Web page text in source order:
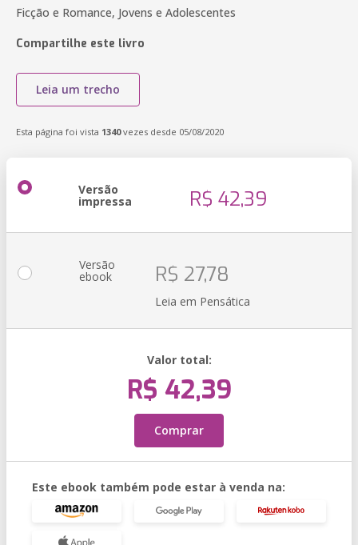
Ficção e Romance, Jovens e Adolescentes
Compartilhe este livro
Leia um trecho
Esta página foi vista 1340vezes desde 05/08/2020
Versão
impressa R$ 42,39
Versão
ebook R$ 27,78
Leia em Pensática
Valor total:
R$ 42,39
Comprar
Este ebook também pode estar à venda na: